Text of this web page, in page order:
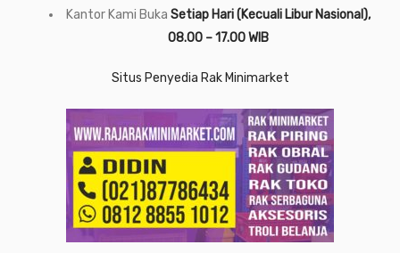
Kantor Kami Buka Setiap Hari (Kecuali Libur Nasional),
08.00 – 17.00 WIB
Situs Penyedia Rak Minimarket